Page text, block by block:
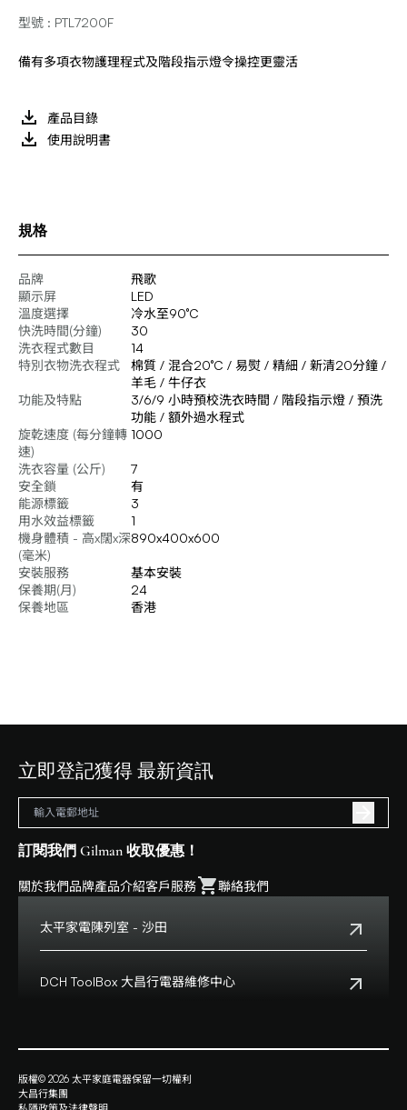
型號 : PTL7200F
備有多項衣物護理程式及階段指示燈令操控更靈活
產品目錄
使用說明書
規格
品牌
飛歌
顯示屏
LED
溫度選擇
冷水至90°C
快洗時間(分鐘)
30
洗衣程式數目
14
特別衣物洗衣程式
棉質 / 混合20°C / 易熨 / 精細 / 新清20分鐘 /
羊毛 / 牛仔衣
功能及特點
3/6/9 小時預校洗衣時間 / 階段指示燈 / 預洗
功能 / 額外過水程式
旋乾速度 (每分鐘轉
速)
1000
洗衣容量 (公斤)
7
安全鎖
有
能源標籤
3
用水效益標籤
1
機身體積 - 高x闊x深
(毫米)
890x400x600
安裝服務
基本安裝
保養期(月)
24
保養地區
香港
立即登記獲得 最新資訊
訂閱我們 Gilman 收取優惠！
關於我們品牌產品介紹客戶服務 聯絡我們
太平家電陳列室 - 沙田
地址:
沙田鄉事會路138號HomeSquare 357-358舖
DCH ToolBox 大昌行電器維修中心
查看地點
版權© 2026 太平家庭電器保留一切權利
大昌行集團